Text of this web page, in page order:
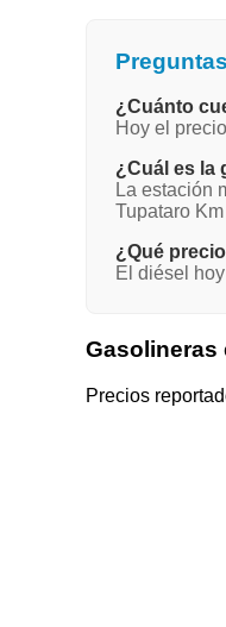
¿Cuánto
Hoy el
¿Cuál es la
La estación
Tupataro
¿Qué
El diésel
Gasolineras
Precios